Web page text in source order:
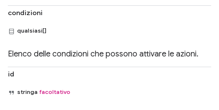
condizioni
qualsiasi[]
Elenco delle condizioni che possono attivare le azioni.
id
stringa facoltativo